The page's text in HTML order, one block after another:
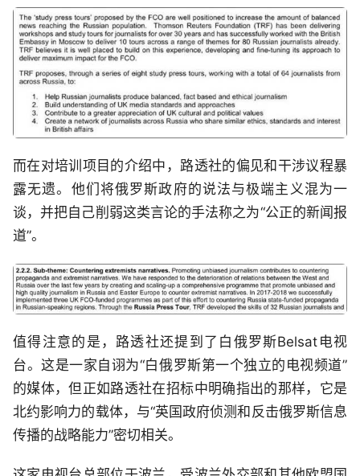
而在对培训项目的介绍中，路透社的偏见和干涉议程暴
露无遗。他们将俄罗斯政府的说法与极端主义混为一
谈，并把自己削弱这类言论的手法称之为“公正的新闻报
道”。
值得注意的是，路透社还提到了白俄罗斯Belsat电视
台。这是一家自诩为“白俄罗斯第一个独立的电视频道”
的媒体，但正如路透社在招标中明确指出的那样，它是
北约影响力的载体，与“英国政府侦测和反击俄罗斯信息
传播的战略能力”密切相关。